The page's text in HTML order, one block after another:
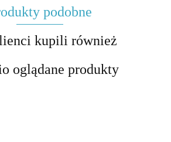
podobne
kupili również
oglądane produkty